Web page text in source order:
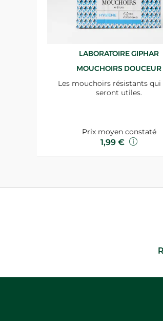
LABORATOIRE GIPHAR
MOUCHOIRS DOUCEUR
Les mouchoirs résistants qui
seront utiles.
Prix moyen constaté
1,99 €